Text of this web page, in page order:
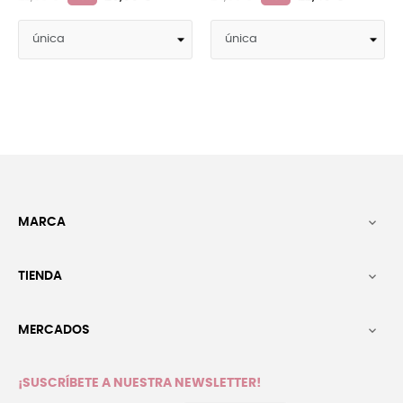
MARCA 
TIENDA 
MERCADOS 
¡SUSCRÍBETE A NUESTRA NEWSLETTER!